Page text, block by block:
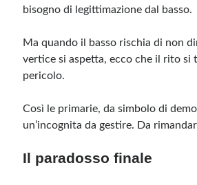
bisogno di legittimazione dal basso.
Ma quando il basso rischia di non
vertice si aspetta, ecco che il rito si
pericolo.
Così le primarie, da simbolo di
un’incognita da gestire. Da
Il paradosso finale